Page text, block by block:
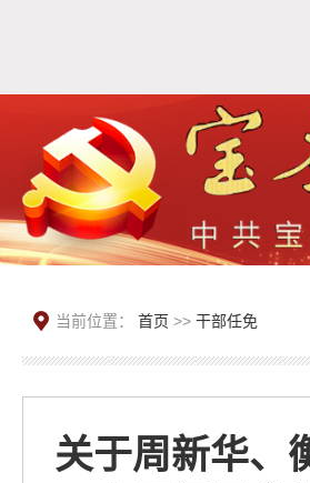
当前位置： 首页 >> 干部任免
关于周新华、